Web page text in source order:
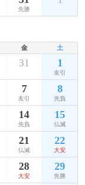
先勝
金 土
31 1
友引
7
友引
8
先負
14
先負
15
仏滅
21
仏滅
22
大安
28
大安
29
先勝